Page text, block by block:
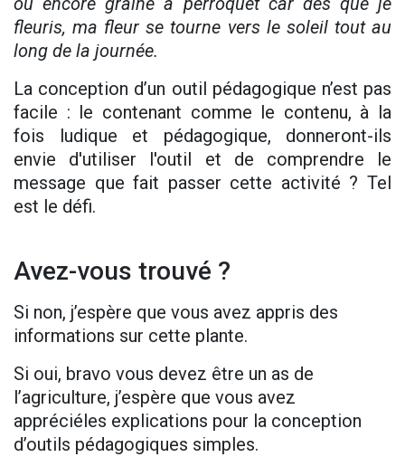
fleuris, ma fleur se tourne vers le soleil tout au
long de la journée.
La conception d’un outil pédagogique n’est pas
facile : le contenant comme le contenu, à la
fois ludique et pédagogique, donneront-ils
envie d'utiliser l'outil et de comprendre le
message que fait passer cette activité ? Tel
est le défi.
Avez-vous trouvé ?
Si non, j’espère que vous avez appris des
informations sur cette plante.
Si oui, bravo vous devez être un as de
l’agriculture, j’espère que vous avez
appréciéles explications pour la conception
d’outils pédagogiques simples.